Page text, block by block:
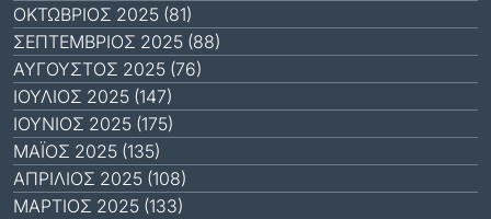
ΟΚΤΏΒΡΙΟΣ 2025 (81)
ΣΕΠΤΈΜΒΡΙΟΣ 2025 (88)
ΑΎΓΟΥΣΤΟΣ 2025 (76)
ΙΟΎΛΙΟΣ 2025 (147)
ΙΟΎΝΙΟΣ 2025 (175)
ΜΆΙΟΣ 2025 (135)
ΑΠΡΊΛΙΟΣ 2025 (108)
ΜΆΡΤΙΟΣ 2025 (133)